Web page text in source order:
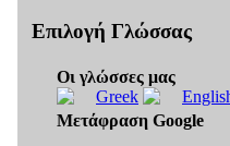
Επιλογή Γλώσσας
Οι γλώσσες μας
Μετάφραση Google